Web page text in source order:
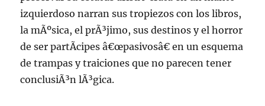
izquierdoso narran sus tropiezos con los libros,
la mÃºsica, el prÃ³jimo, sus destinos y el horror
de ser partÃ­cipes â€œpasivosâ€ en un esquema
de trampas y traiciones que no parecen tener
conclusiÃ³n lÃ³gica.